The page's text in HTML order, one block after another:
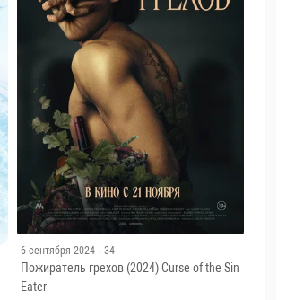
6 сентября 2024 · 34
Пожиратель грехов (2024) Curse of the Sin
Eater